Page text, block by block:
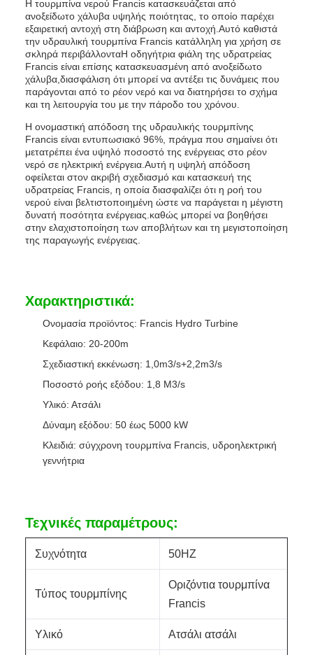
Η τουρμπίνα νερού Francis κατασκευάζεται από
ανοξείδωτο χάλυβα υψηλής ποιότητας, το οποίο παρέχει
εξαιρετική αντοχή στη διάβρωση και αντοχή.Αυτό καθιστά
την υδραυλική τουρμπίνα Francis κατάλληλη για χρήση σε
σκληρά περιβάλλονταΗ οδηγήτρια φιάλη της υδρατρείας
Francis είναι επίσης κατασκευασμένη από ανοξείδωτο
χάλυβα,διασφάλιση ότι μπορεί να αντέξει τις δυνάμεις που
παράγονται από το ρέον νερό και να διατηρήσει το σχήμα
και τη λειτουργία του με την πάροδο του χρόνου.
Η ονομαστική απόδοση της υδραυλικής τουρμπίνης
Francis είναι εντυπωσιακό 96%, πράγμα που σημαίνει ότι
μετατρέπει ένα υψηλό ποσοστό της ενέργειας στο ρέον
νερό σε ηλεκτρική ενέργεια.Αυτή η υψηλή απόδοση
οφείλεται στον ακριβή σχεδιασμό και κατασκευή της
υδρατρείας Francis, η οποία διασφαλίζει ότι η ροή του
νερού είναι βελτιστοποιημένη ώστε να παράγεται η μέγιστη
δυνατή ποσότητα ενέργειας.καθώς μπορεί να βοηθήσει
στην ελαχιστοποίηση των αποβλήτων και τη μεγιστοποίηση
της παραγωγής ενέργειας.
Χαρακτηριστικά:
Ονομασία προϊόντος: Francis Hydro Turbine
Κεφάλαιο: 20-200m
Σχεδιαστική εκκένωση: 1,0m3/s+2,2m3/s
Ποσοστό ροής εξόδου: 1,8 M3/s
Υλικό: Ατσάλι
Δύναμη εξόδου: 50 έως 5000 kW
Κλειδιά: σύγχρονη τουρμπίνα Francis, υδροηλεκτρική
γεννήτρια
Τεχνικές παραμέτρους:
Συχνότητα 50HZ
Τύπος τουρμπίνης
Οριζόντια τουρμπίνα
Francis
Υλικό Ατσάλι ατσάλι